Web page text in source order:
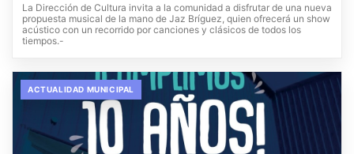
La Dirección de Cultura invita a la comunidad a disfrutar de una nueva
propuesta musical de la mano de Jaz Bríguez, quien ofrecerá un show
acústico con un recorrido por canciones y clásicos de todos los
tiempos.-
ACTUALIDAD MUNICIPAL